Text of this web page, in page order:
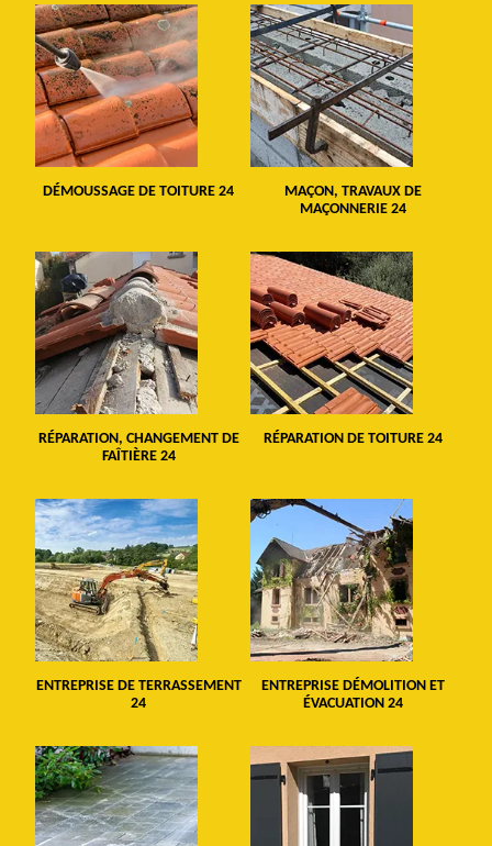
DÉMOUSSAGE DE TOITURE 24
MAÇON, TRAVAUX DE
MAÇONNERIE 24
RÉPARATION, CHANGEMENT DE
FAÎTIÈRE 24
RÉPARATION DE TOITURE 24
ENTREPRISE DE TERRASSEMENT
24
ENTREPRISE DÉMOLITION ET
ÉVACUATION 24